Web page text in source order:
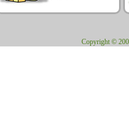
Copyright ©